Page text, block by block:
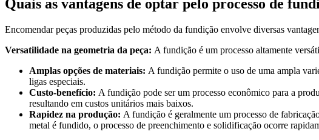
Quais as vantagens de optar pelo processo de
Encomendar peças produzidas pelo método da fundição envolve diversas
Versatilidade na geometria da peça: A fundição é um processo altamente
Amplas opções de materiais: A fundição permite o uso de uma ampla
ligas especiais.
Custo-benefício: A fundição pode ser um processo econômico para a
resultando em custos unitários mais baixos.
Rapidez na produção: A fundição é geralmente um processo de
metal é fundido, o processo de preenchimento e solidificação ocorre